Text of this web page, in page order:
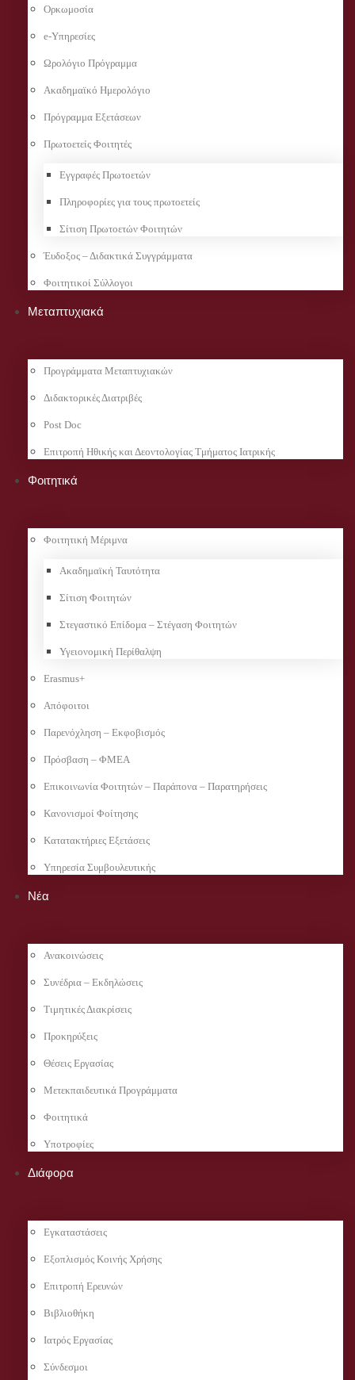
Ορκωμοσία
e-Υπηρεσίες
Ωρολόγιο Πρόγραμμα
Ακαδημαϊκό Ημερολόγιο
Πρόγραμμα Εξετάσεων
Πρωτοετείς Φοιτητές
Εγγραφές Πρωτοετών
Πληροφορίες για τους πρωτοετείς
Σίτιση Πρωτοετών Φοιτητών
Έυδοξος – Διδακτικά Συγγράμματα
Φοιτητικοί Σύλλογοι
Μεταπτυχιακά
Προγράμματα Μεταπτυχιακών
Διδακτορικές Διατριβές
Post Doc
Επιτροπή Ηθικής και Δεοντολογίας Τμήματος Ιατρικής
Φοιτητικά
Φοιτητική Μέριμνα
Ακαδημαϊκή Ταυτότητα
Σίτιση Φοιτητών
Στεγαστικό Επίδομα – Στέγαση Φοιτητών
Υγειονομική Περίθαλψη
Erasmus+
Απόφοιτοι
Παρενόχληση – Εκφοβισμός
Πρόσβαση – ΦΜΕΑ
Επικοινωνία Φοιτητών – Παράπονα – Παρατηρήσεις
Κανονισμοί Φοίτησης
Κατατακτήριες Εξετάσεις
Υπηρεσία Συμβουλευτικής
Νέα
Ανακοινώσεις
Συνέδρια – Εκδηλώσεις
Τιμητικές Διακρίσεις
Προκηρύξεις
Θέσεις Εργασίας
Μετεκπαιδευτικά Προγράμματα
Φοιτητικά
Υποτροφίες
Διάφορα
Εγκαταστάσεις
Εξοπλισμός Κοινής Χρήσης
Επιτροπή Ερευνών
Βιβλιοθήκη
Ιατρός Εργασίας
Σύνδεσμοι